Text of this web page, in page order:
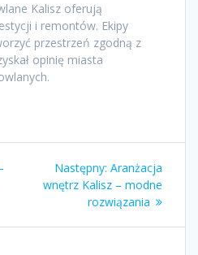
Kalisz oferują
i remontów. Ekipy
przestrzeń zgodną z
opinię miasta
Następny: Następny
wpis:
Aranżacja
wnętrz Kalisz – modne
rozwiązania